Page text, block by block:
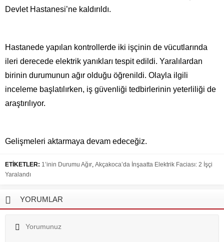
Devlet Hastanesi’ne kaldırıldı.
Hastanede yapılan kontrollerde iki işçinin de vücutlarında
ileri derecede elektrik yanıkları tespit edildi. Yaralılardan
birinin durumunun ağır olduğu öğrenildi. Olayla ilgili
inceleme başlatılırken, iş güvenliği tedbirlerinin yeterliliği de
araştırılıyor.
Gelişmeleri aktarmaya devam edeceğiz.
ETİKETLER: 1’inin Durumu Ağır Akçakoca’da İnşaatta Elektrik Faciası: 2 İşçi
Yaralandı
YORUMLAR